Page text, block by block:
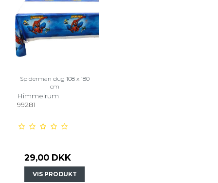
Spiderman dug 108 x 180
cm
Himmelrum
99281
29,00 DKK
VIS PRODUKT